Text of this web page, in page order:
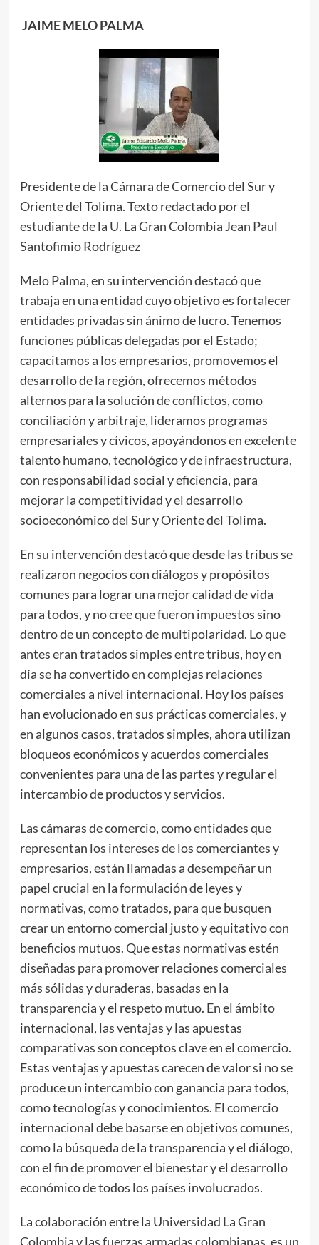
JAIME MELO PALMA
Presidente de la Cámara de Comercio del Sur y
Oriente del Tolima. Texto redactado por el
estudiante de la U. La Gran Colombia Jean Paul
Santofimio Rodríguez
Melo Palma, en su intervención destacó que
trabaja en una entidad cuyo objetivo es fortalecer
entidades privadas sin ánimo de lucro. Tenemos
funciones públicas delegadas por el Estado;
capacitamos a los empresarios, promovemos el
desarrollo de la región, ofrecemos métodos
alternos para la solución de conflictos, como
conciliación y arbitraje, lideramos programas
empresariales y cívicos, apoyándonos en excelente
talento humano, tecnológico y de infraestructura,
con responsabilidad social y eficiencia, para
mejorar la competitividad y el desarrollo
socioeconómico del Sur y Oriente del Tolima.
En su intervención destacó que desde las tribus se
realizaron negocios con diálogos y propósitos
comunes para lograr una mejor calidad de vida
para todos, y no cree que fueron impuestos sino
dentro de un concepto de multipolaridad. Lo que
antes eran tratados simples entre tribus, hoy en
día se ha convertido en complejas relaciones
comerciales a nivel internacional. Hoy los países
han evolucionado en sus prácticas comerciales, y
en algunos casos, tratados simples, ahora utilizan
bloqueos económicos y acuerdos comerciales
convenientes para una de las partes y regular el
intercambio de productos y servicios.
Las cámaras de comercio, como entidades que
representan los intereses de los comerciantes y
empresarios, están llamadas a desempeñar un
papel crucial en la formulación de leyes y
normativas, como tratados, para que busquen
crear un entorno comercial justo y equitativo con
beneficios mutuos. Que estas normativas estén
diseñadas para promover relaciones comerciales
más sólidas y duraderas, basadas en la
transparencia y el respeto mutuo. En el ámbito
internacional, las ventajas y las apuestas
comparativas son conceptos clave en el comercio.
Estas ventajas y apuestas carecen de valor si no se
produce un intercambio con ganancia para todos,
como tecnologías y conocimientos. El comercio
internacional debe basarse en objetivos comunes,
como la búsqueda de la transparencia y el diálogo,
con el fin de promover el bienestar y el desarrollo
económico de todos los países involucrados.
La colaboración entre la Universidad La Gran
Colombia y las fuerzas armadas colombianas, es un